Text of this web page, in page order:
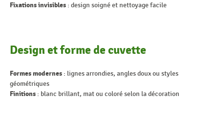
Fixations invisibles : design soigné et nettoyage facile
Design et forme de cuvette
Formes modernes : lignes arrondies, angles doux ou styles
géométriques
Finitions : blanc brillant, mat ou coloré selon la décoration